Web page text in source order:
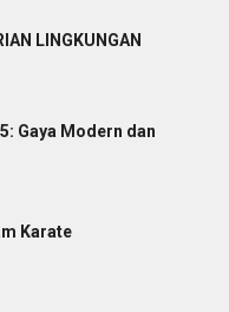
LINGKUNGAN
Gaya Modern dan
Karate